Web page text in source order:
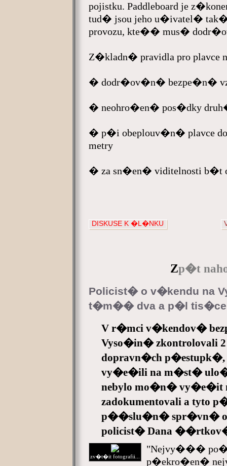
pojistku. Paddleboard je
tud� jsou jeho u�ivatel�
provozu, kte�� mus�
Z�kladn� pravidla pro plavce
� dodr�ov�n� bezpe�n�
� neohro�en� pos�dky
� p�i obeplouv�n� plavce
metry
� za sn�en� viditelnosti b�t
DISKUSE K �L�NKU
Zp�t
Policist� o v�kendu na
t�m�� dva a p�l tis�ce
V r�mci v�kendov�
Vyso�in� zkontrolovali 2
dopravn�ch
vy�e�ili na m�st�
nebylo mo�n� vy�e�it
zadokumentovali a tyto
p��slu�n� spr�vn�
policist� Dana
zv�t�it fotografii...
"Nejvy���
p�ekro�en�